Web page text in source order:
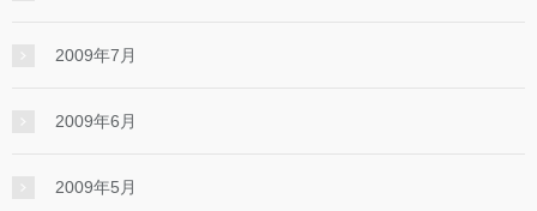
2009年7月
2009年6月
2009年5月